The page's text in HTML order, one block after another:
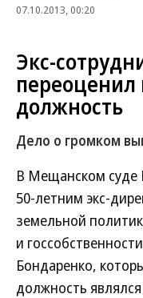
07.10.2013, 00:20
Экс-
переоценил
должность
Дело о громком
В Мещанском суде
50-летним экс-
земельной
и
Бондаренко,
должность